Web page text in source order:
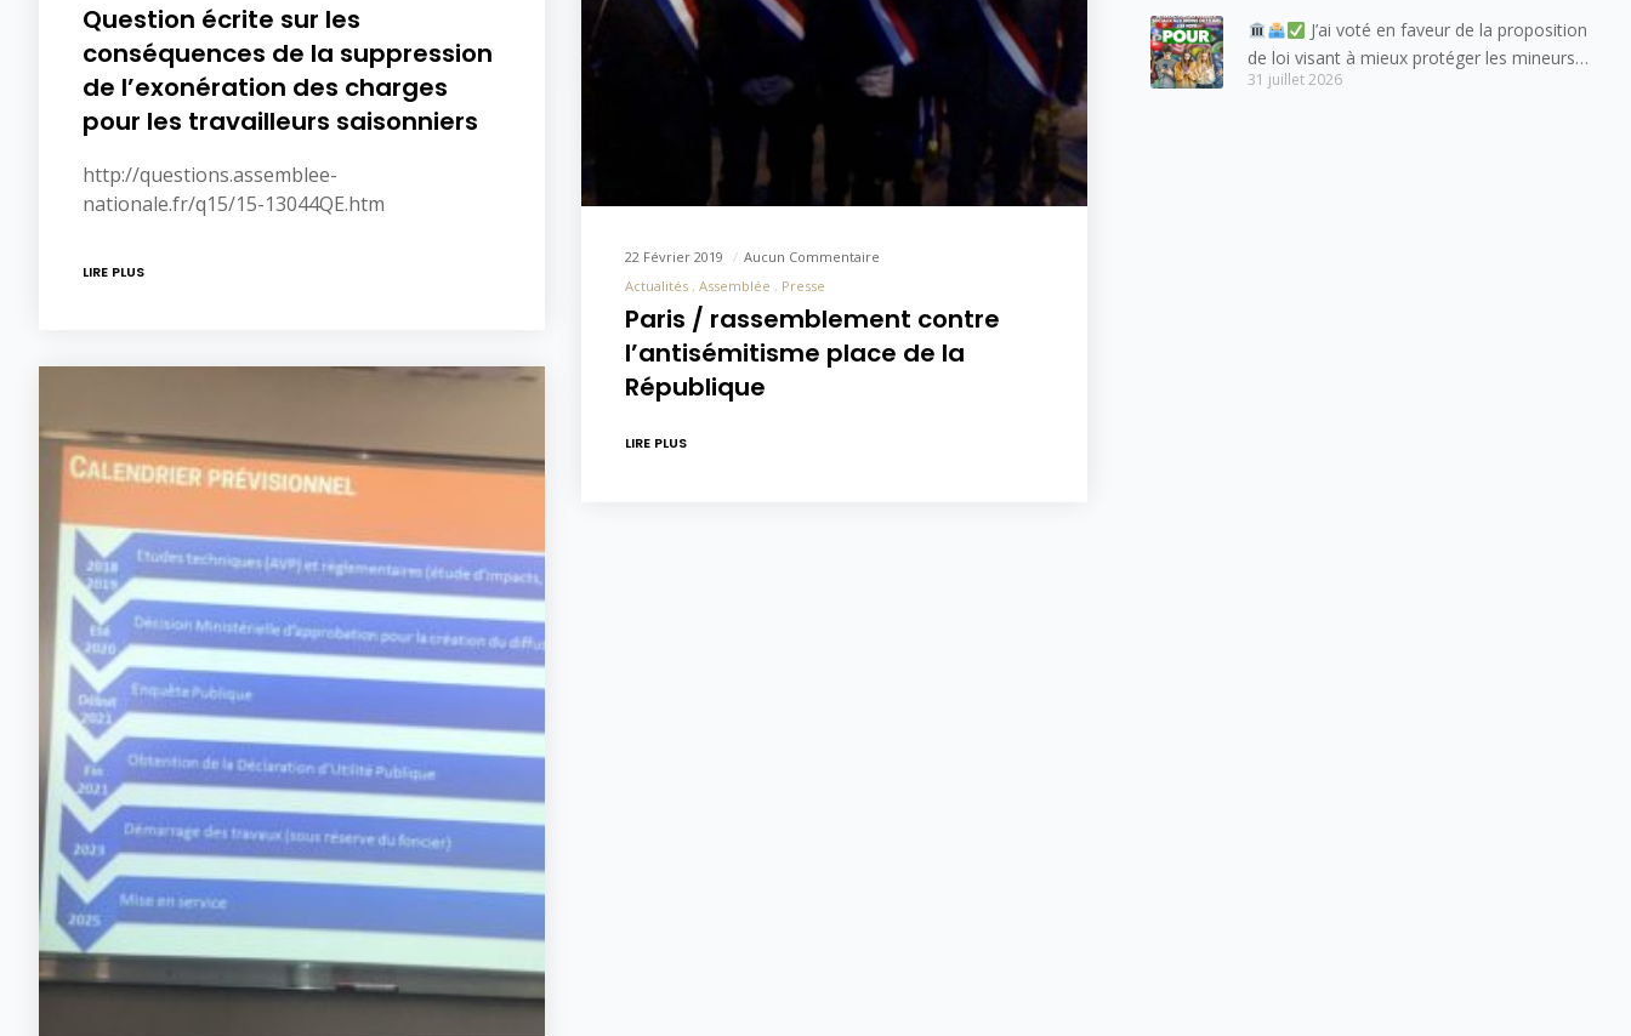
Question écrite sur les
conséquences de la suppression
de l’exonération des charges
pour les travailleurs saisonniers
http://questions.assemblee-
nationale.fr/q15/15-13044QE.htm
LIRE PLUS
22 Février 2019
Aucun Commentaire
Actualités Assemblée Presse
Paris / rassemblement contre
l’antisémitisme place de la
République
LIRE PLUS
J’ai voté en faveur de la proposition
de loi visant à mieux protéger les mineurs
des risques liés à l’utilisation des réseaux
31 juillet 2026